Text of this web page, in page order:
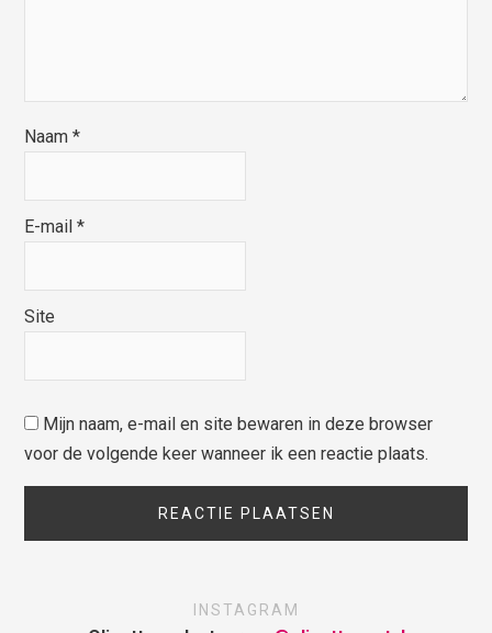
Naam*
E-mail*
Site
Mijn naam, e-mail en site bewaren in deze browser
voor de volgende keer wanneer ik een reactie plaats.
INSTAGRAM